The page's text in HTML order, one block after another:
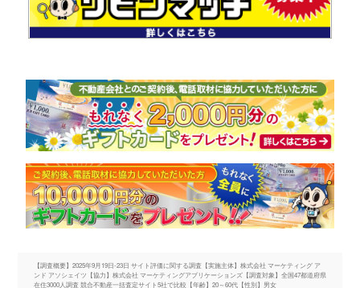
【調査概要】2025年9月19日-23日 サイト評価に関する調査【実施主体】株式会社 マーケティング ア
ンド アソシェイツ【協力】株式会社 マーケティングアプリケーションズ【調査対象】全国47都道府県
在住3000人調査 競合不動産一括査定サイト5社で比較【年齢】20～60代【性別】男女